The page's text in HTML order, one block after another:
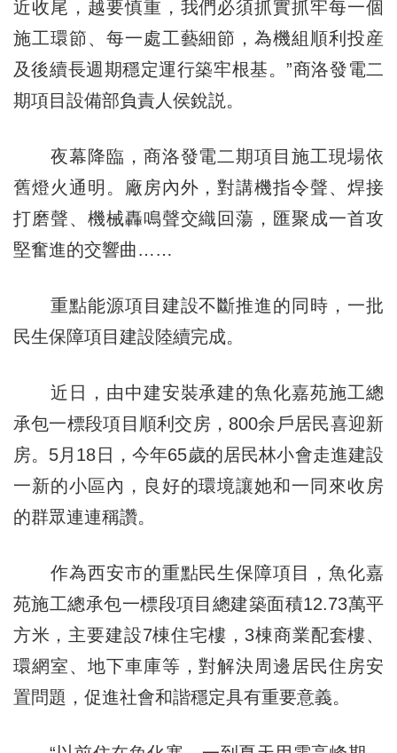
近收尾，越要慎重，我們必須抓實抓牢每一個
施工環節、每一處工藝細節，為機組順利投産
及後續長週期穩定運行築牢根基。”商洛發電二
期項目設備部負責人侯銳説。
夜幕降臨，商洛發電二期項目施工現場依
舊燈火通明。廠房內外，對講機指令聲、焊接
打磨聲、機械轟鳴聲交織回蕩，匯聚成一首攻
堅奮進的交響曲……
重點能源項目建設不斷推進的同時，一批
民生保障項目建設陸續完成。
近日，由中建安裝承建的魚化嘉苑施工總
承包一標段項目順利交房，800余戶居民喜迎新
房。5月18日，今年65歲的居民林小會走進建設
一新的小區內，良好的環境讓她和一同來收房
的群眾連連稱讚。
作為西安市的重點民生保障項目，魚化嘉
苑施工總承包一標段項目總建築面積12.73萬平
方米，主要建設7棟住宅樓，3棟商業配套樓、
環網室、地下車庫等，對解決周邊居民住房安
置問題，促進社會和諧穩定具有重要意義。